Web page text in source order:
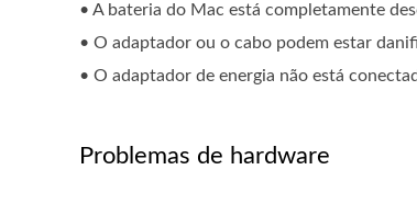
• A bateria do Mac está completamente
• O adaptador ou o cabo podem estar
• O adaptador de energia não está
Problemas de hardware